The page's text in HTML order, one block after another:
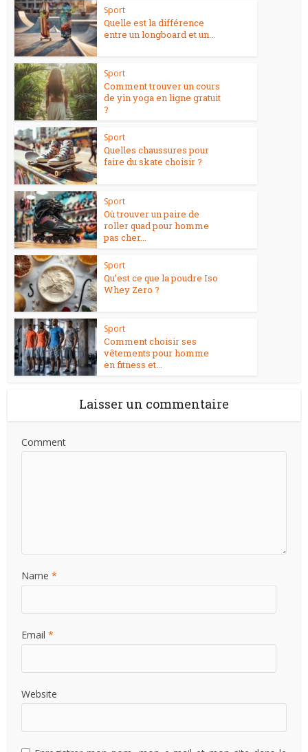
Sport
Quelle est la différence
entre un longboard et un...
Sport
Comment trouver un cours
de yin yoga en ligne gratuit
?
Sport
Quelles chaussures pour
faire du skate choisir ?
Sport
Où trouver un paire de
roller quad pour homme
pas cher...
Sport
Qu’est ce que la poudre Iso
Whey Zero ?
Sport
Comment choisir ses
vêtements pour homme
en fitness et...
Laisser un commentaire
Comment
Name *
Email *
Website